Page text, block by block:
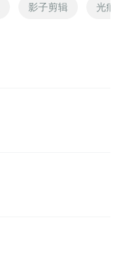
影子剪辑 光痕